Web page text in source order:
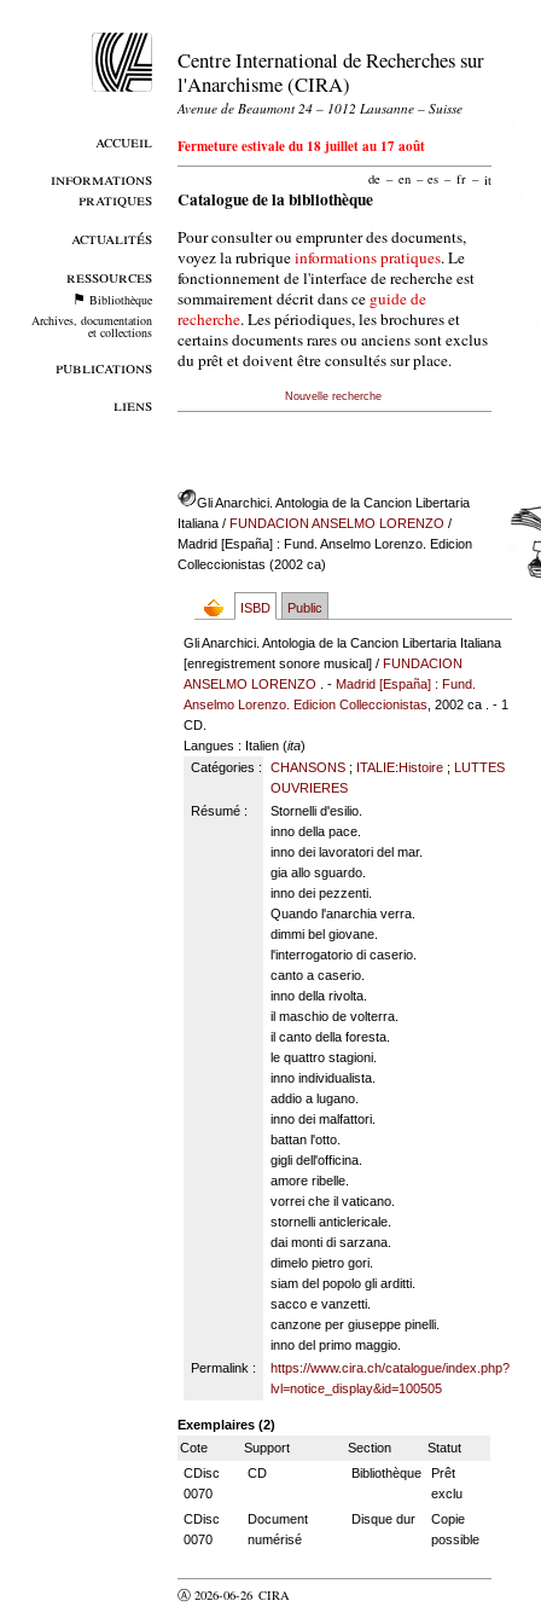
accueil
informations
pratiques
actualités
ressources
Bibliothèque
Archives, documentation
et collections
publications
liens
Centre International de Recherches sur
l'Anarchisme (CIRA)
Avenue de Beaumont 24 – 1012 Lausanne – Suisse
Fermeture estivale du 18 juillet au 17 août
de – en – es – fr – it
Catalogue de la bibliothèque
Pour consulter ou emprunter des documents,
voyez la rubriqueinformations pratiques. Le
fonctionnement de l'interface de recherche est
sommairement décrit dans ce guide de
recherche. Les périodiques, les brochures et
certains documents rares ou anciens sont exclus
du prêt et doivent être consultés sur place.
Nouvelle recherche
Gli Anarchici. Antologia de la Cancion Libertaria
Italiana/ FUNDACION ANSELMO LORENZO /
Madrid [España] : Fund. Anselmo Lorenzo. Edicion
Colleccionistas (2002 ca)
ISBD Public
Gli Anarchici. Antologia de la Cancion Libertaria Italiana
[enregistrement sonore musical] /FUNDACION
ANSELMO LORENZO
. -Madrid [España] : Fund.
Anselmo Lorenzo. Edicion Colleccionistas , 2002 ca . - 1
CD.
Langues : Italien (ita)
Catégories :
CHANSONS; ITALIE:Histoire; LUTTES
OUVRIERES
Résumé :
Stornelli d'esilio.
inno della pace.
inno dei lavoratori del mar.
gia allo sguardo.
inno dei pezzenti.
Quando l'anarchia verra.
dimmi bel giovane.
l'interrogatorio di caserio.
canto a caserio.
inno della rivolta.
il maschio de volterra.
il canto della foresta.
le quattro stagioni.
inno individualista.
addio a lugano.
inno dei malfattori.
battan l'otto.
gigli dell'officina.
amore ribelle.
vorrei che il vaticano.
stornelli anticlericale.
dai monti di sarzana.
dimelo pietro gori.
siam del popolo gli arditti.
sacco e vanzetti.
canzone per giuseppe pinelli.
inno del primo maggio.
Permalink :
https://www.cira.ch/catalogue/index.php?
lvl=notice_display&id=100505
Exemplaires (2)
Cote
Support Section
Statut
CDisc
0070
CD Bibliothèque
Prêt
exclu
CDisc
0070
Document
numérisé
Disque dur
Copie
possible
Ⓐ 2026-06-26 CIRA